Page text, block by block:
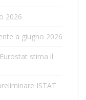
2026
a giugno 2026
stima il
ISTAT